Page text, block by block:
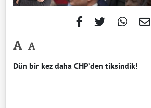
-
Dün bir kez daha CHP’den tiksindik!